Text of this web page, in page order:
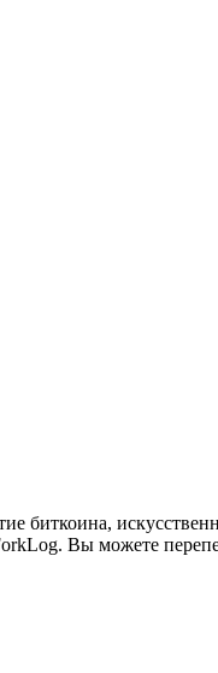
биткоина,
Вы можете